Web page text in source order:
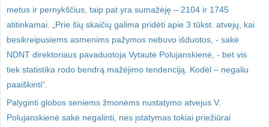
metus ir pernykščius, taip pat yra sumažėję – 2104 ir 1745
atitinkamai. „Prie šių skaičių galima pridėti apie 3 tūkst. atvejų, kai
besikreipusiems asmenims pažymos nebuvo išduotos, - sakė
NDNT direktoriaus pavaduotoja Vytautė Polujanskienė, - bet vis
tiek statistika rodo bendrą mažėjimo tendenciją. Kodėl – negaliu
paaiškinti“.
Palyginti globos seniems žmonėms nustatymo atvejus V.
Polujanskienė sakė negalinti, nes įstatymas tokiai priežiūrai